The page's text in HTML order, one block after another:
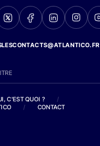
C'EST QUOI ?
/
/ CONTACT